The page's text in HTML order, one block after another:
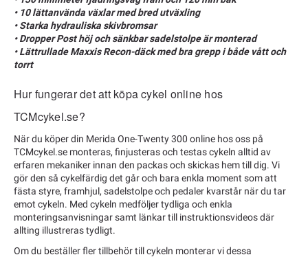
• 10 lättanvända växlar med bred utväxling
• Starka hydrauliska skivbromsar
• Dropper Post höj och sänkbar sadelstolpe är monterad
• Lättrullade Maxxis Recon-däck med bra grepp i både vått och
torrt
Hur fungerar det att köpa cykel online hos
TCMcykel.se?
När du köper din Merida One-Twenty 300 online hos oss på
TCMcykel.se monteras, finjusteras och testas cykeln alltid av
erfaren mekaniker innan den packas och skickas hem till dig. Vi
gör den så cykelfärdig det går och bara enkla moment som att
fästa styre, framhjul, sadelstolpe och pedaler kvarstår när du tar
emot cykeln. Med cykeln medföljer tydliga och enkla
monteringsanvisningar samt länkar till instruktionsvideos där
allting illustreras tydligt.
Om du beställer fler tillbehör till cykeln monterar vi dessa